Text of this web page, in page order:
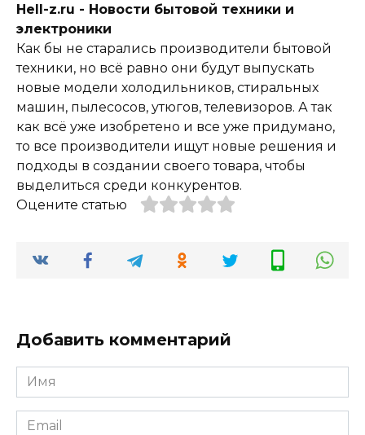
Hell-z.ru - Новости бытовой техники и
электроники
Как бы не старались производители бытовой
техники, но всё равно они будут выпускать
новые модели холодильников, стиральных
машин, пылесосов, утюгов, телевизоров. А так
как всё уже изобретено и все уже придумано,
то все производители ищут новые решения и
подходы в создании своего товара, чтобы
выделиться среди конкурентов.
Оцените статью
Добавить комментарий
Имя
*
Email